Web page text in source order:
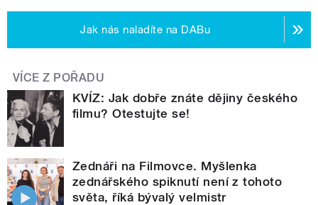
Jak nás naladíte na DABu
VÍCE Z POŘADU
KVÍZ: Jak dobře znáte dějiny českého
filmu? Otestujte se!
Zednáři na Filmovce. Myšlenka
zednářského spiknutí není z tohoto
světa, říká bývalý velmistr